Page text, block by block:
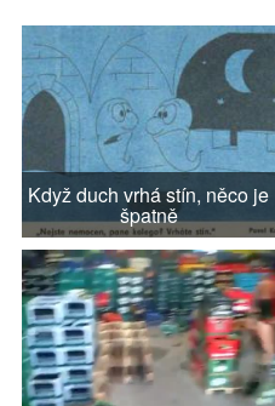
Když duch vrhá stín, něco je
špatně